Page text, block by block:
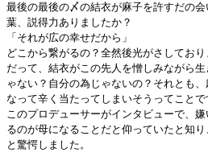
最後の最後の〆の結衣が麻子を許すだの
葉、説得力ありましたか？
「それが広の幸せだから」
どこから繋がるの？全然後光がさしており
だって、結衣がこの先人を憎しみながら
ゃない？自分の為じゃないの？それとも
なって辛く当たってしまいそうってことで
このプロデューサーがインタビューで、
るのが母になることだと仰っていたと知
と驚愕しました。